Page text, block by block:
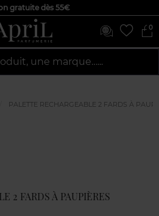
gratuite dès 55€
0
une marque…...
PALETTE RECHARGEABLE 2 FARDS À
2 FARDS À PAUPIÈRES